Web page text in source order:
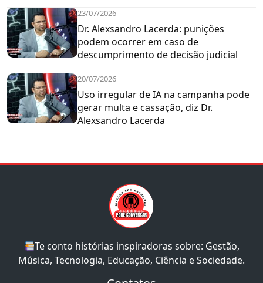
23/07/2026
Dr. Alexsandro Lacerda: punições
podem ocorrer em caso de
descumprimento de decisão judicial
20/07/2026
Uso irregular de IA na campanha pode
gerar multa e cassação, diz Dr.
Alexsandro Lacerda
Te conto histórias inspiradoras sobre: Gestão,
Música, Tecnologia, Educação, Ciência e Sociedade.